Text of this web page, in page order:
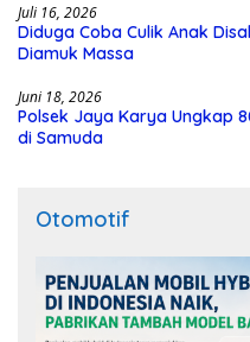
Juli 16, 2026
Diduga Coba Culik Anak
Diamuk Massa
Juni 18, 2026
Polsek Jaya Karya Ungkap
di Samuda
Otomotif